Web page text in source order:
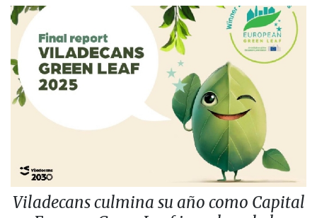
Viladecans culmina su año como Capital